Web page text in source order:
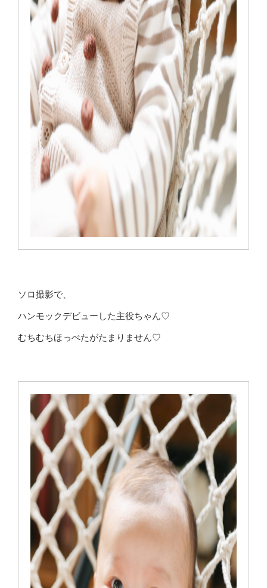
ソロ撮影で、
ハンモックデビューした主役ちゃん♡
むちむちほっぺたがたまりません♡